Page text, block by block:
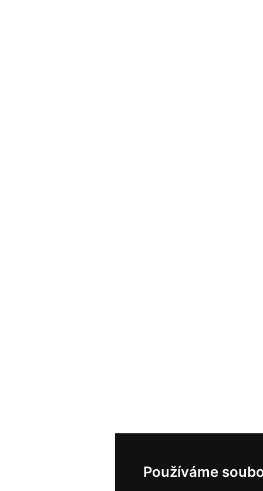
Používáme